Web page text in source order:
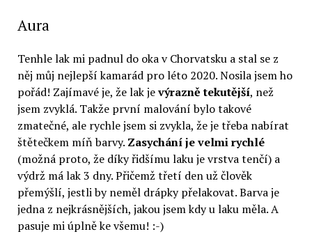
Aura
Tenhle lak mi padnul do oka v Chorvatsku a stal se z
něj můj nejlepší kamarád pro léto 2020. Nosila jsem ho
pořád! Zajímavé je, že lak jevýrazně tekutější, než
jsem zvyklá. Takže první malování bylo takové
zmatečné, ale rychle jsem si zvykla, že je třeba nabírat
štětečkem míň barvy. Zasychání je velmi rychlé
(možná proto, že díky řidšímu laku je vrstva tenčí) a
výdrž má lak 3 dny. Přičemž třetí den už člověk
přemýšlí, jestli by neměl drápky přelakovat. Barva je
jedna z nejkrásnějších, jakou jsem kdy u laku měla. A
pasuje mi úplně ke všemu! :-)